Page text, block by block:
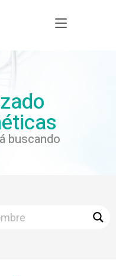
buscando